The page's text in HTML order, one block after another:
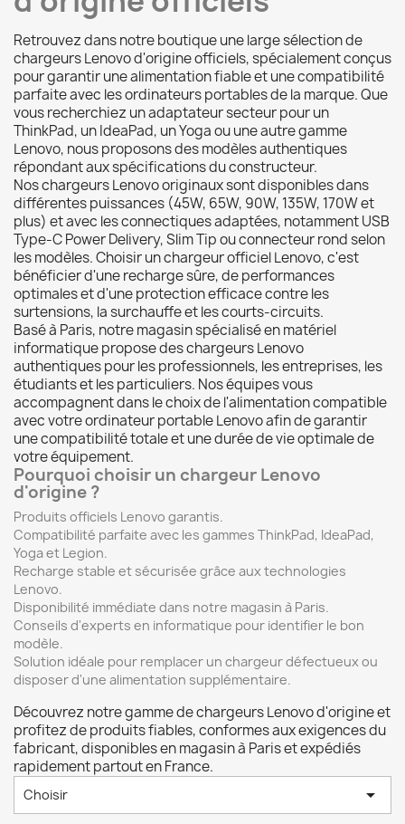
Retrouvez dans notre boutique une large sélection de
chargeurs Lenovo d'origine officiels, spécialement conçus
pour garantir une alimentation fiable et une compatibilité
parfaite avec les ordinateurs portables de la marque. Que
vous recherchiez un adaptateur secteur pour un
ThinkPad, un IdeaPad, un Yoga ou une autre gamme
Lenovo, nous proposons des modèles authentiques
répondant aux spécifications du constructeur.
Nos chargeurs Lenovo originaux sont disponibles dans
différentes puissances (45W, 65W, 90W, 135W, 170W et
plus) et avec les connectiques adaptées, notamment USB
Type-C Power Delivery, Slim Tip ou connecteur rond selon
les modèles. Choisir un chargeur officiel Lenovo, c'est
bénéficier d'une recharge sûre, de performances
optimales et d'une protection efficace contre les
surtensions, la surchauffe et les courts-circuits.
Basé à Paris, notre magasin spécialisé en matériel
informatique propose des chargeurs Lenovo
authentiques pour les professionnels, les entreprises, les
étudiants et les particuliers. Nos équipes vous
accompagnent dans le choix de l'alimentation compatible
avec votre ordinateur portable Lenovo afin de garantir
une compatibilité totale et une durée de vie optimale de
votre équipement.
Pourquoi choisir un chargeur Lenovo
d'origine ?
Produits officiels Lenovo garantis.
Compatibilité parfaite avec les gammes ThinkPad, IdeaPad,
Yoga et Legion.
Recharge stable et sécurisée grâce aux technologies
Lenovo.
Disponibilité immédiate dans notre magasin à Paris.
Conseils d'experts en informatique pour identifier le bon
modèle.
Solution idéale pour remplacer un chargeur défectueux ou
disposer d'une alimentation supplémentaire.
Découvrez notre gamme de chargeurs Lenovo d'origine et
profitez de produits fiables, conformes aux exigences du
fabricant, disponibles en magasin à Paris et expédiés
rapidement partout en France.
Choisir 